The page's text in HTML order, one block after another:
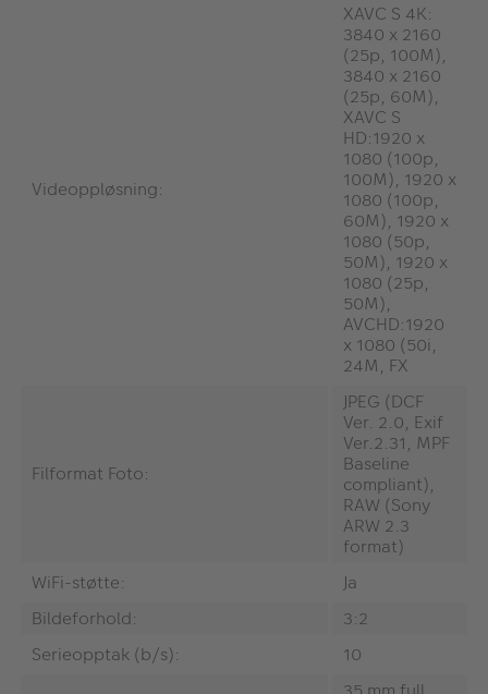
Videoppløsning:
XAVC S 4K:
3840 x 2160
(25p, 100M),
3840 x 2160
(25p, 60M),
XAVC S
HD:1920 x
1080 (100p,
100M), 1920 x
1080 (100p,
60M), 1920 x
1080 (50p,
50M), 1920 x
1080 (25p,
50M),
AVCHD:1920
x 1080 (50i,
24M, FX
Filformat Foto:
JPEG (DCF
Ver. 2.0, Exif
Ver.2.31, MPF
Baseline
compliant),
RAW (Sony
ARW 2.3
format)
WiFi-støtte:
Ja
Bildeforhold:
3:2
Serieopptak (b/s):
10